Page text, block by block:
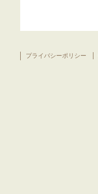
プライバシーポリシー